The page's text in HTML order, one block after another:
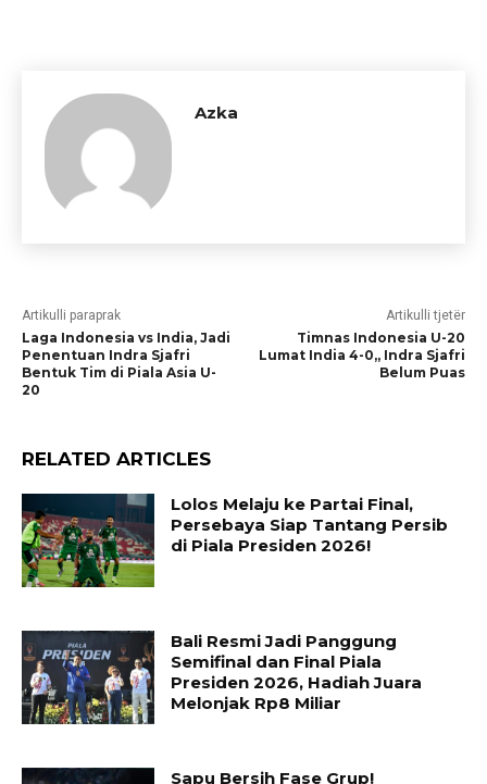
Azka
Artikulli paraprak
Laga Indonesia vs India, Jadi
Penentuan Indra Sjafri
Bentuk Tim di Piala Asia U-
20
Artikulli tjetër
Timnas Indonesia U-20
Lumat India 4-0,, Indra Sjafri
Belum Puas
RELATED ARTICLES
Lolos Melaju ke Partai Final,
Persebaya Siap Tantang Persib
di Piala Presiden 2026!
Bali Resmi Jadi Panggung
Semifinal dan Final Piala
Presiden 2026, Hadiah Juara
Melonjak Rp8 Miliar
Sapu Bersih Fase Grup!